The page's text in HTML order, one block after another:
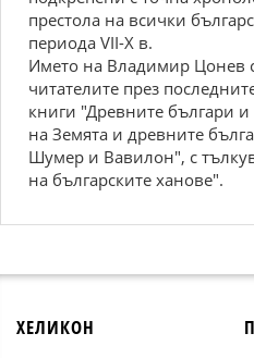
престола на всички
периода VІІ-Х в.
Името на Владимир Цонев
читателите през
книги "Древните българи
на Земята и древните
Шумер и Вавилон", с
на българските ханове".
ХЕЛИКОН